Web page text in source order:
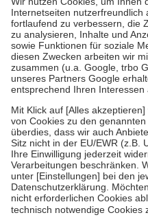
Kosten der Leistung zu
Diese Regeln gelten
Bei Heilmitteln und häuslicher
Zuzahlung zehn Prozent der
Verordnung.
Um das Engagement der
stärken und die besondere
fallenkeine Zuzahlungenan bei:
• Kindern und Jugendlichen
mit Ausnahme der Fahrkosten
• Untersuchungen zur
GKV getragen werden
• empfohlenen Schutzimpfungen
• Harn- und Blutteststreifen